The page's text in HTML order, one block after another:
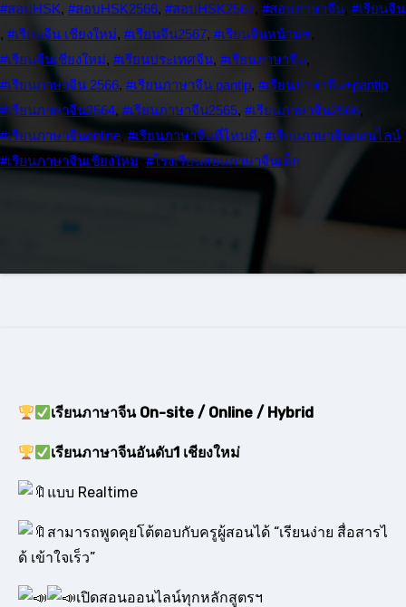
#สอบHSK, #สอบHSK2566, #สอบHSK2567 #สอบภาษาจีน #เรียนจีน
, #เรียนจีน เชียงใหม่, #เรียนจีน2567, #เรียนจีนหน้ามช
#เรียนจีนเชียงใหม่, #เรียนประเทศจีน, #เรียนภาษาจีน
#เรียนภาษาจีน 2566, #เรียนภาษาจีน pantip, #เรียนภาษาจีน+pantip
#เรียนภาษาจีน2564, #เรียนภาษาจีน2565, #เรียนภาษาจีน2566
#เรียนภาษาจีนonline #เรียนภาษาจีนที่ไหนดี, #เรียนภาษาจีนออนไลน์
#เรียนภาษาจีนเชียงใหม่,#โรงเรียนสอนภาษาจีนเด็ก
เรียนภาษาจีน On-site / Online / Hybrid
เรียนภาษาจีนอันดับ1 เชียงใหม่
แบบ Realtime
สามารถพูดคุยโต้ตอบกับครูผู้สอนได้ “เรียนง่าย สื่อสารไ
ด้ เข้าใจเร็ว”
เปิดสอนออนไลน์ทุกหลักสูตรฯ